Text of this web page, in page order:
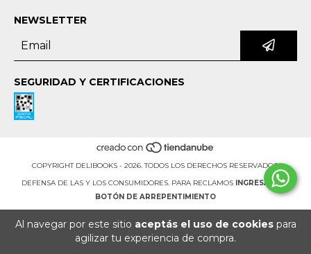
Al navegar por este sitio aceptás el uso de cookiespara
agilizar tu experiencia de compra.
NEWSLETTER
SEGURIDAD Y CERTIFICACIONES
COPYRIGHT DELIBOOKS - 2026. TODOS LOS DERECHOS RESERVADOS.
DEFENSA DE LAS Y LOS CONSUMIDORES. PARA RECLAMOS
INGRESÁ ACÁ.
BOTÓN DE ARREPENTIMIENTO